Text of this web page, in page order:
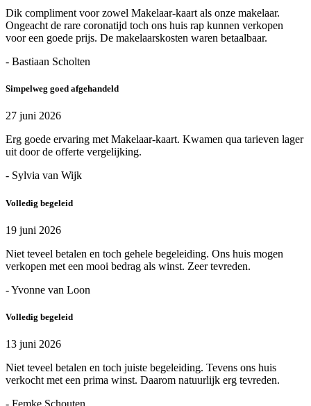
Dik compliment voor zowel Makelaar-kaart als onze makelaar.
Ongeacht de rare coronatijd toch ons huis rap kunnen verkopen
voor een goede prijs. De makelaarskosten waren betaalbaar.
- Bastiaan Scholten
Simpelweg goed afgehandeld
27 juni 2026
Erg goede ervaring met Makelaar-kaart. Kwamen qua tarieven lager
uit door de offerte vergelijking.
- Sylvia van Wijk
Volledig begeleid
19 juni 2026
Niet teveel betalen en toch gehele begeleiding. Ons huis mogen
verkopen met een mooi bedrag als winst. Zeer tevreden.
- Yvonne van Loon
Volledig begeleid
13 juni 2026
Niet teveel betalen en toch juiste begeleiding. Tevens ons huis
verkocht met een prima winst. Daarom natuurlijk erg tevreden.
- Femke Schouten